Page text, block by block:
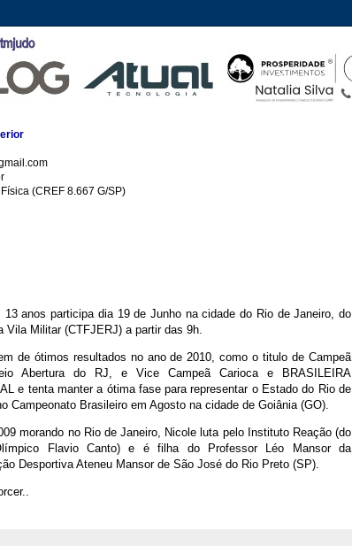
(CREF 8.667 G/SP)
13 anos participa dia 19 de Junho na cidade do Rio de Janeiro, do
Vila Militar (CTFJERJ) a partir das 9h.
de ótimos resultados no ano de 2010, como o titulo de Campeã
Abertura do RJ, e Vice Campeã Carioca e BRASILEIRA
e tenta manter a ótima fase para representar o Estado do Rio de
Campeonato Brasileiro em Agosto na cidade de Goiânia (GO).
morando no Rio de Janeiro, Nicole luta pelo Instituto Reação (do
Flavio Canto) e é filha do Professor Léo Mansor da
Desportiva Ateneu Mansor de São José do Rio Preto (SP).